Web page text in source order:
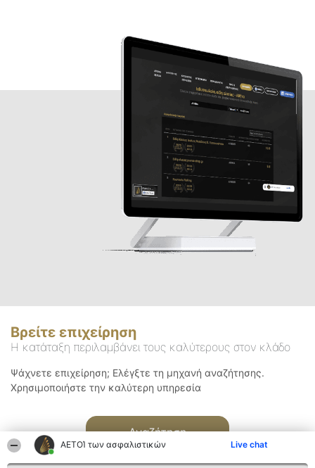
ΑΕΤΟΊ των ασφαλιστικών Live chat
Βρείτε επιχείρηση
Η κατάταξη περιλαμβάνει τους καλύτερους στον κλάδο
Ψάχνετε επιχείρηση; Ελέγξτε τη μηχανή αναζήτησης.
Χρησιμοποιήστε την καλύτερη υπηρεσία
Αναζήτηση